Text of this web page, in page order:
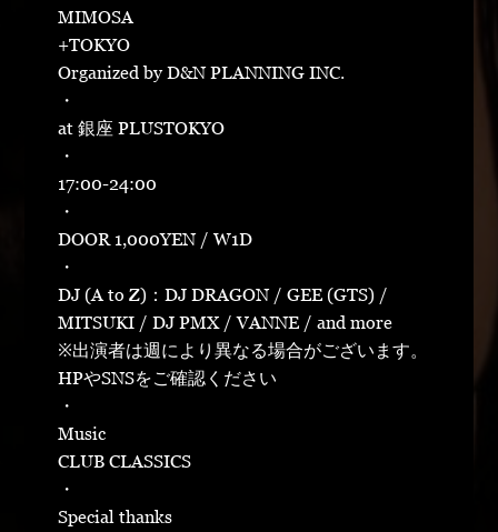
MIMOSA
+TOKYO
Organized by D&N PLANNING INC.
・
at 銀座 PLUSTOKYO
・
17:00-24:00
・
DOOR 1,000YEN / W1D
・
DJ (A to Z)：DJ DRAGON / GEE (GTS) /
MITSUKI / DJ PMX / VANNE / and more
※出演者は週により異なる場合がございます。
HPやSNSをご確認ください
・
Music
CLUB CLASSICS
・
Special thanks